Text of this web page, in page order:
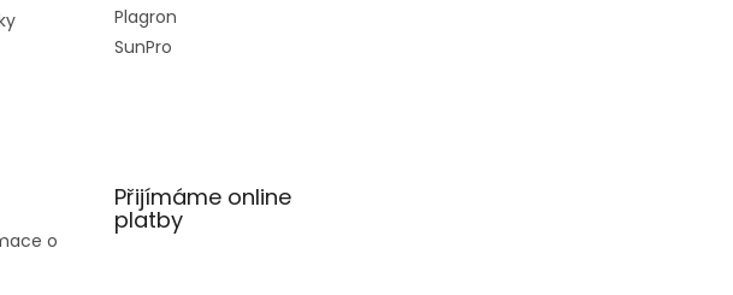
Plagron
SunPro
o
Přijímáme online
platby